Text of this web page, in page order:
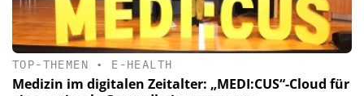
TOP-THEMEN • E-HEALTH
Medizin im digitalen Zeitalter: „MEDI:CUS“-Cloud für